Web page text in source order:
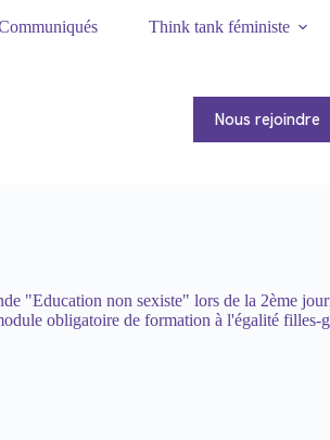
Think tank féministe
Nous rejoindre
"Education non sexiste" lors de la 2ème
obligatoire de formation à l'égalité filles-